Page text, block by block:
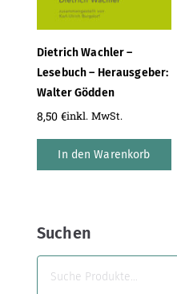
Dietrich Wachler –
Lesebuch – Herausgeber:
Walter Gödden
8,50 €inkl. MwSt.
In den Warenkorb
Suchen